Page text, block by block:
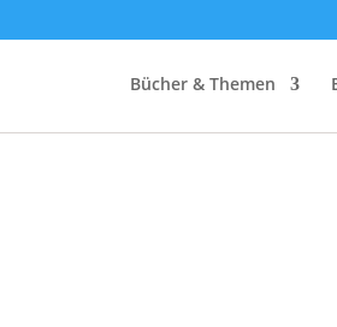
Bücher & Themen